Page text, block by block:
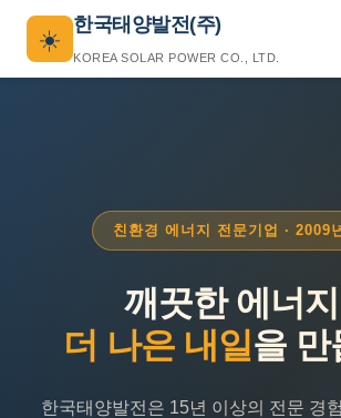
☀️
한국태양발전(주)
KOREA SOLAR POWER CO., LTD.
친환경 에너지 전문기업 · 2009
깨끗한 에너
더 나은 내일 을 만
한국태양발전은 15년 이상의 전문 경